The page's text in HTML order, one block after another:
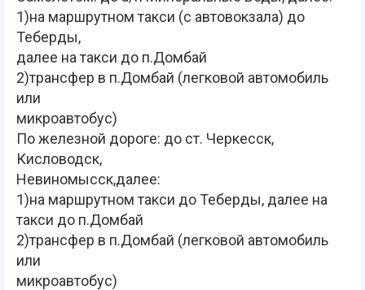
1)на маршрутном такси (с автовокзала) до
Теберды,
далее на такси до п.Домбай
2)трансфер в п.Домбай (легковой автомобиль
или
микроавтобус)
По железной дороге: до ст. Черкесск,
Кисловодск,
Невиномысск,далее:
1)на маршрутном такси до Теберды, далее на
такси до п.Домбай
2)трансфер в п.Домбай (легковой автомобиль
или
микроавтобус)